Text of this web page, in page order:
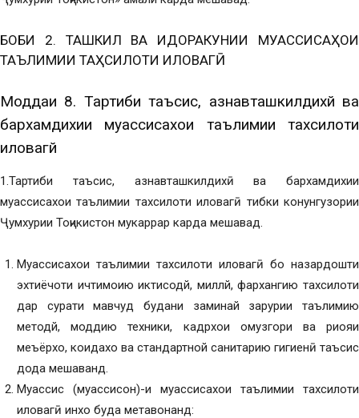
БОБИ 2. ТАШКИЛ ВА ИДОРАКУНИИ МУАССИСАҲОИ
ТАЪЛИМИИ ТАҲСИЛОТИ ИЛОВАГӢ
Моддаи 8. Тартиби таъсис, азнавташкилдихй ва
бархамдихии муассисахои таълимии тахсилоти
иловагй
1.Тартиби таъсис, азнавташкилдихӣ ва бархамдихии
муассисахои таълимии тахсилоти иловагӣ тибки конунгузории
Ҷумхурии Тоҷикистон мукаррар карда мешавад.
Муассисахои таълимии тахсилоти иловагӣ бо назардошти
эхтиёчоти ичтимоию иктисодй, миллй, фархангию тахсилоти
дар сурати мавчуд будани заминай зарурии таълимию
методй, моддию техники, кадрхои омузгори ва риояи
меъёрхо, коидахо ва стандартной санитарию гигиенӣ таъсис
дода мешаванд.
Муассис (муассисон)-и муассисахои таълимии тахсилоти
иловагӣ инхо буда метавонанд: